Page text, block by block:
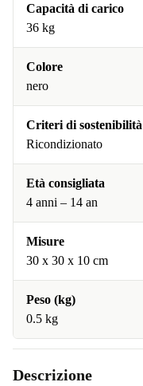
Capacità di carico
36 kg
Colore
nero
Criteri di sostenibilità
Ricondizionato
Età consigliata
4 anni – 14 an
Misure
30 x 30 x 10 cm
Peso (kg)
0.5 kg
Descrizione